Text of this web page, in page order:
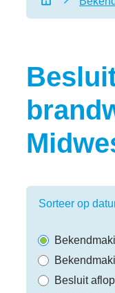
Startpagina
Verfijn of
Sorteer op
Besluit